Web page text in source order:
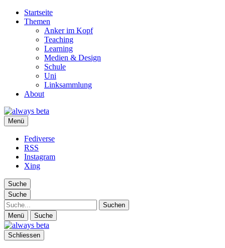
Startseite
Themen
Anker im Kopf
Teaching
Learning
Medien & Design
Schule
Uni
Linksammlung
About
always beta
Ralf Appelt
Menü
Fediverse
RSS
Instagram
Xing
Suche
Suche
Suche
Menü Suche
Schliessen